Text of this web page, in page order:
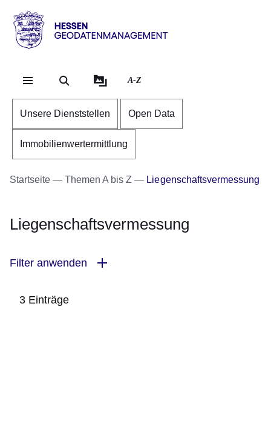
Direkt zum Kopf der
Direkt zum Inhalt
Direkt zum Fuß der
Hessen
Geodatenmanagement
A-Z
Unsere Dienststellen Open Data
Immobilienwertermittlung
Startseite Themen A bis Z Liegenschaftsvermessung
Liegenschaftsvermessung
Filter anwenden
3 Einträge